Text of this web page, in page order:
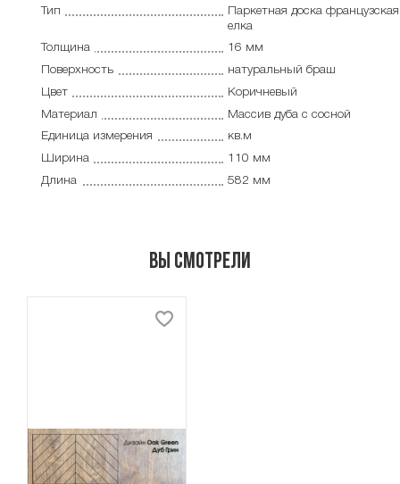
Тип
Паркетная доска французская
елка
Толщина
16 мм
Поверхность
натуральный браш
Цвет
Коричневый
Материал
Массив дуба с сосной
Единица измерения
кв.м
Ширина
110 мм
Длина
582 мм
Вы смотрели